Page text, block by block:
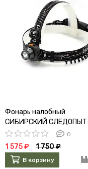
Фонарь налобный
СИБИРСКИЙ
М
0
1 575 ₽ 1 750 ₽
В корзину